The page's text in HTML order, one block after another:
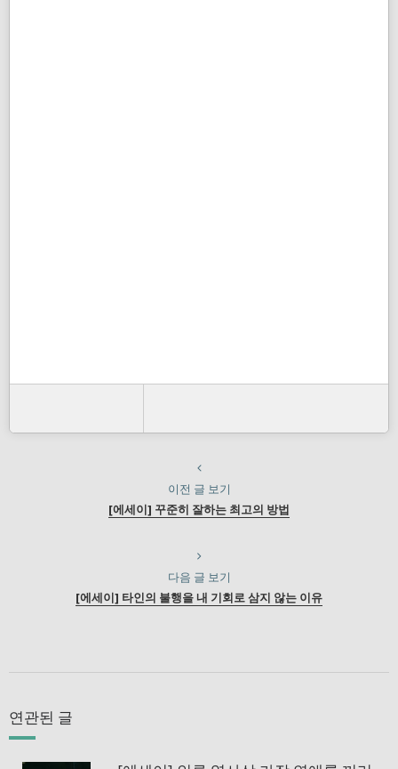
이전 글 보기
[에세이] 꾸준히 잘하는 최고의 방법
다음 글 보기
[에세이] 타인의 불행을 내 기회로 삼지 않는 이유
연관된 글